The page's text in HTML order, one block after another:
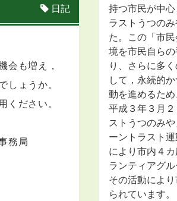
日記
会も増え，
ょうか。
ださい。
持つ市民が中
ラストうつの
た。この「市
境を市民自ら
り、さらに多
して，永続的
動を進めるため
平成３年３月
ストうつのみ
ーントラスト
により市内４
ランティアグ
その活動によ
られています。